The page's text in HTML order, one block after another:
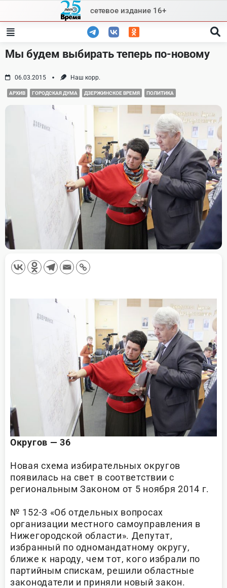
content
сетевое издание 16+
Мы будем выбирать теперь по-новому
06.03.2015 Наш корр.
АРХИВ ГОРОДСКАЯ ДУМА ДЗЕРЖИНСКОЕ ВРЕМЯ ПОЛИТИКА
Округов — 36
Новая схема избирательных округов
появилась на свет в соответствии с
региональным Законом от 5 ноября 2014 г.
№ 152-З «Об отдельных вопросах
организации местного самоуправления в
Нижегородской области». Депутат,
избранный по одномандатному округу,
ближе к народу, чем тот, кого избрали по
партийным спискам, решили областные
законодатели и приняли новый закон.